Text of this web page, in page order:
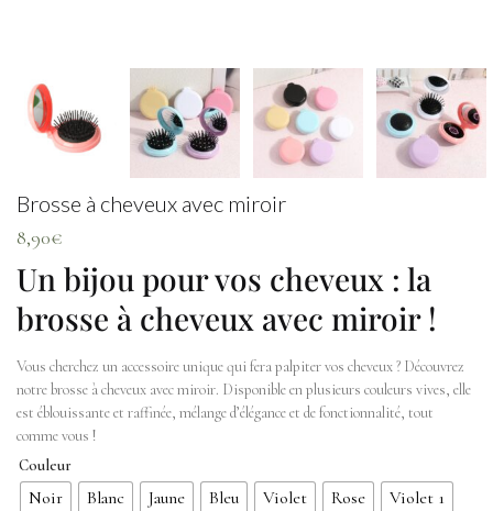
Brosse à cheveux avec miroir
8,90€
Un bijou pour vos cheveux : la
brosse à cheveux avec miroir !
Vous cherchez un accessoire unique qui fera palpiter vos cheveux ? Découvrez
notre brosse à cheveux avec miroir. Disponible en plusieurs couleurs vives, elle
est éblouissante et raffinée, mélange d’élégance et de fonctionnalité, tout
comme vous !
Couleur
Noir Blanc Jaune Bleu Violet Rose
Violet 1